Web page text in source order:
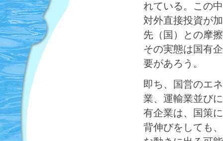
れている。この
対外直接投資が
先（国）との摩
その実態は国有
要があろう。
即ち、国営のエ
業、運輸業並び
有企業は、国策
背伸びをしても